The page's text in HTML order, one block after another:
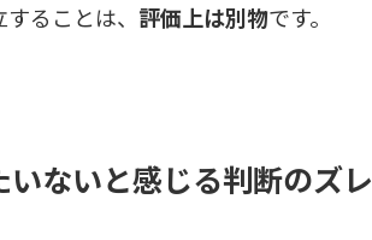
ることは、 評価上は別物です。
ないと感じる判断のズレ